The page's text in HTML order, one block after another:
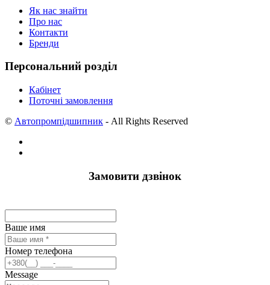
Як нас знайти
Про нас
Контакти
Бренди
Персональний розділ
Кабінет
Поточні замовлення
© Автопромпідшипник - All Rights Reserved
Замовити дзвінок
Ваше имя
Номер телефона
Message